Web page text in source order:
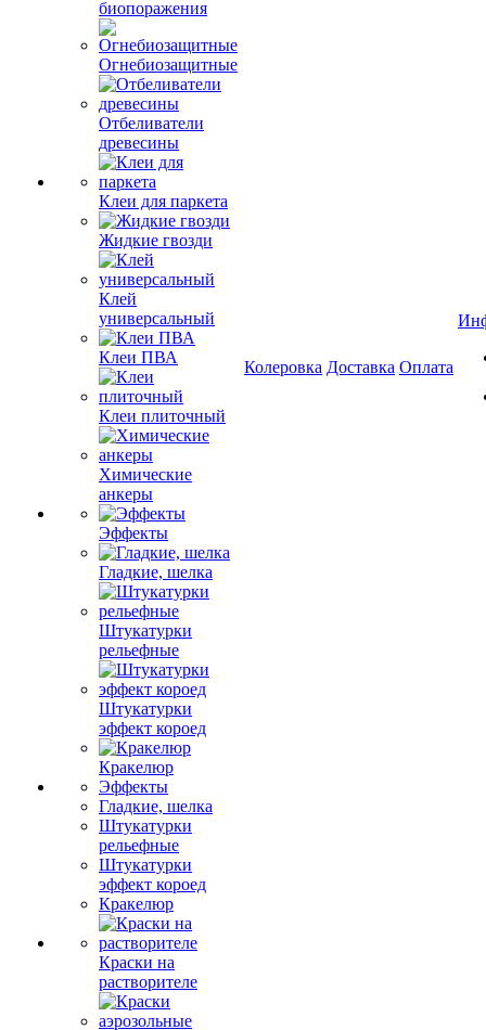
биопоражения
Огнебиозащитные
Отбеливатели
древесины
Клеи для паркета
Жидкие гвозди
Клей
универсальный
Клеи ПВА
Клеи плиточный
Химические
анкеры
Эффекты
Гладкие, шелка
Штукатурки
рельефные
Штукатурки
эффект короед
Кракелюр
Эффекты
Гладкие, шелка
Штукатурки
рельефные
Штукатурки
эффект короед
Кракелюр
Краски на
растворителе
Колеровка Доставка Оплата